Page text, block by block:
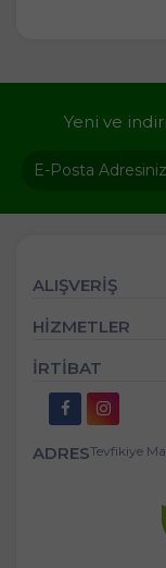
Yeni ve
ALIŞVERİŞ
HİZMETLER
İRTİBAT
ADRESTevfikiye